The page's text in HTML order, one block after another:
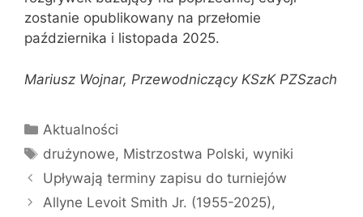
zostanie opublikowany na przełomie
października i listopada 2025.
Mariusz Wojnar, Przewodniczący KSzK PZSzach
Kategorie
Aktualności
Tagi
drużynowe, Mistrzostwa Polski,wyniki
Upływają terminy zapisu do turniejów
Allyne Levoit Smith Jr. (1955-2025),